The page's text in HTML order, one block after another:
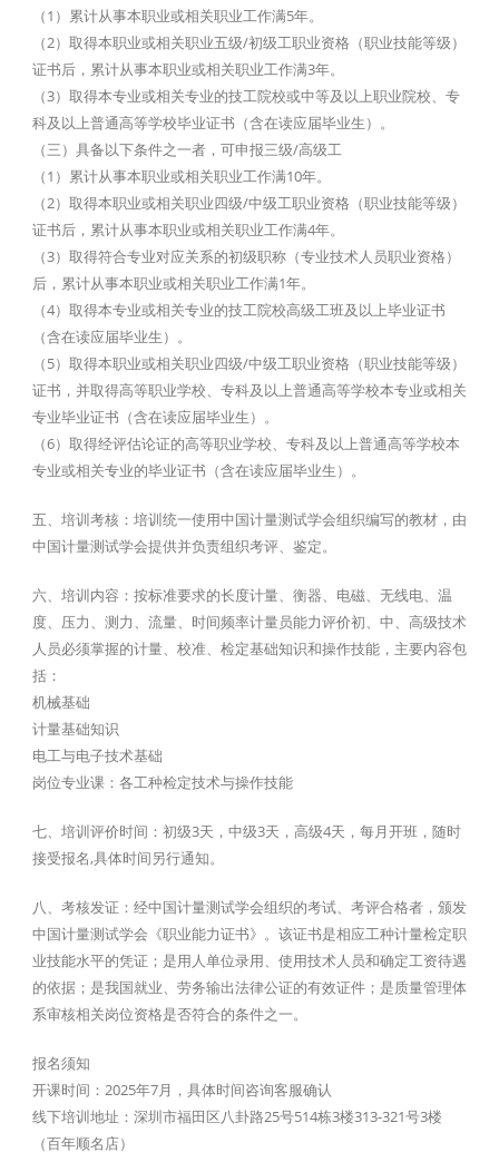
（1）累计从事本职业或相关职业工作满5年。
（2）取得本职业或相关职业五级/初级工职业资格（职业技能等级）
证书后，累计从事本职业或相关职业工作满3年。
（3）取得本专业或相关专业的技工院校或中等及以上职业院校、专
科及以上普通高等学校毕业证书（含在读应届毕业生）。
（三）具备以下条件之一者，可申报三级/高级工
（1）累计从事本职业或相关职业工作满10年。
（2）取得本职业或相关职业四级/中级工职业资格（职业技能等级）
证书后，累计从事本职业或相关职业工作满4年。
（3）取得符合专业对应关系的初级职称（专业技术人员职业资格）
后，累计从事本职业或相关职业工作满1年。
（4）取得本专业或相关专业的技工院校高级工班及以上毕业证书
（含在读应届毕业生）。
（5）取得本职业或相关职业四级/中级工职业资格（职业技能等级）
证书，并取得高等职业学校、专科及以上普通高等学校本专业或相关
专业毕业证书（含在读应届毕业生）。
（6）取得经评估论证的高等职业学校、专科及以上普通高等学校本
专业或相关专业的毕业证书（含在读应届毕业生）。
五、培训考核：培训统一使用中国计量测试学会组织编写的教材，由
中国计量测试学会提供并负责组织考评、鉴定。
六、培训内容：按标准要求的长度计量、衡器、电磁、无线电、温
度、压力、测力、流量、时间频率计量员能力评价初、中、高级技术
人员必须掌握的计量、校准、检定基础知识和操作技能，主要内容包
括：
机械基础
计量基础知识
电工与电子技术基础
岗位专业课：各工种检定技术与操作技能
七、培训评价时间：初级3天，中级3天，高级4天，每月开班，随时
接受报名,具体时间另行通知。
八、考核发证：经中国计量测试学会组织的考试、考评合格者，颁发
中国计量测试学会《职业能力证书》。该证书是相应工种计量检定职
业技能水平的凭证；是用人单位录用、使用技术人员和确定工资待遇
的依据；是我国就业、劳务输出法律公证的有效证件；是质量管理体
系审核相关岗位资格是否符合的条件之一。
报名须知
开课时间：2025年7月，具体时间咨询客服确认
线下培训地址：深圳市福田区八卦路25号514栋3楼313-321号3楼
（百年顺名店）